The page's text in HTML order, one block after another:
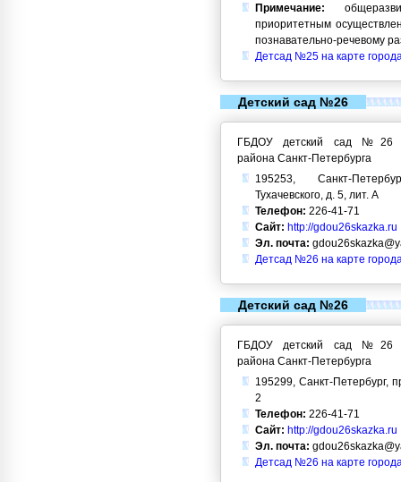
Примечание:
приоритетным
познавательно-речевому
Детсад №25 на карте
Детский сад №26
ГБДОУ детский сад №26
района Санкт-Петербурга
195253, Санкт-
Тухачевского, д. 5, лит. А
Телефон: 226-41-71
Сайт: http://gdou26skazka.ru
Эл. почта:
Детсад №26 на карте
Детский сад №26
ГБДОУ детский сад №26
района Санкт-Петербурга
195299, Санкт-Петербург,
2
Телефон: 226-41-71
Сайт: http://gdou26skazka.ru
Эл. почта:
Детсад №26 на карте